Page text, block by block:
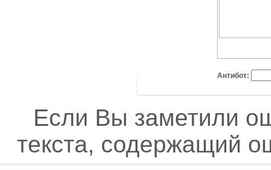
Антибот:
Если Вы заметили
текста, содержащий